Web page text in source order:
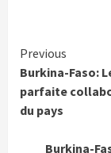
Continue
Reading
Previous
Burkina-Faso:
parfaite
du pays
Burkina-